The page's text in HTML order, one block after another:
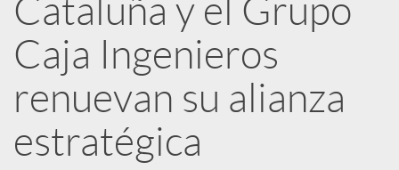
s
S
o
Cataluña y el Grupo
Caja Ingenieros
renuevan su alianza
estratégica